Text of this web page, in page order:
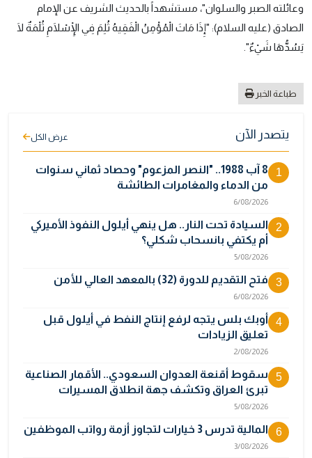
وعائلته الصبر والسلوان"، مستشهداً بالحديث الشريف عن الإمام
الصادق (عليه السلام): "إِذَا مَاتَ الْمُؤْمِنُ الْفَقِيهُ ثُلِمَ فِي الْإِسْلَامِ ثُلْمَةٌ لَا
يَسُدُّهَا شَيْءٌ".
طباعة الخبر
يتصدر الآن عرض الكل
1
8 آب 1988.. "النصر المزعوم" وحصاد ثماني سنوات
من الدماء والمغامرات الطائشة
6/08/2026
2
السيادة تحت النار.. هل ينهي أيلول النفوذ الأميركي
أم يكتفي بانسحاب شكلي؟
5/08/2026
3 فتح التقديم للدورة (32) بالمعهد العالي للأمن
6/08/2026
4
أوبك بلس يتجه لرفع إنتاج النفط في أيلول قبل
تعليق الزيادات
2/08/2026
5
سقوط أقنعة العدوان السعودي.. الأقمار الصناعية
تبرئ العراق وتكشف جهة انطلاق المسيرات
5/08/2026
6 المالية تدرس 3 خيارات لتجاوز أزمة رواتب الموظفين
3/08/2026